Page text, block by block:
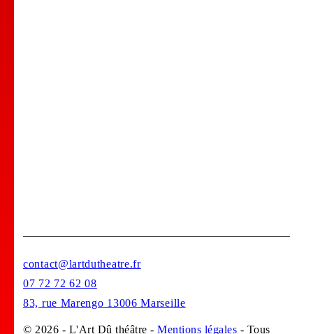
contact@lartdutheatre.fr
07 72 72 62 08
83, rue Marengo 13006 Marseille
© 2026 - L'Art Dû théâtre - Mentions légales - Tous